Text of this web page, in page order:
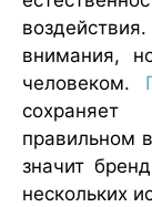
внимания,
человеком.
правильном
значит
нескольких